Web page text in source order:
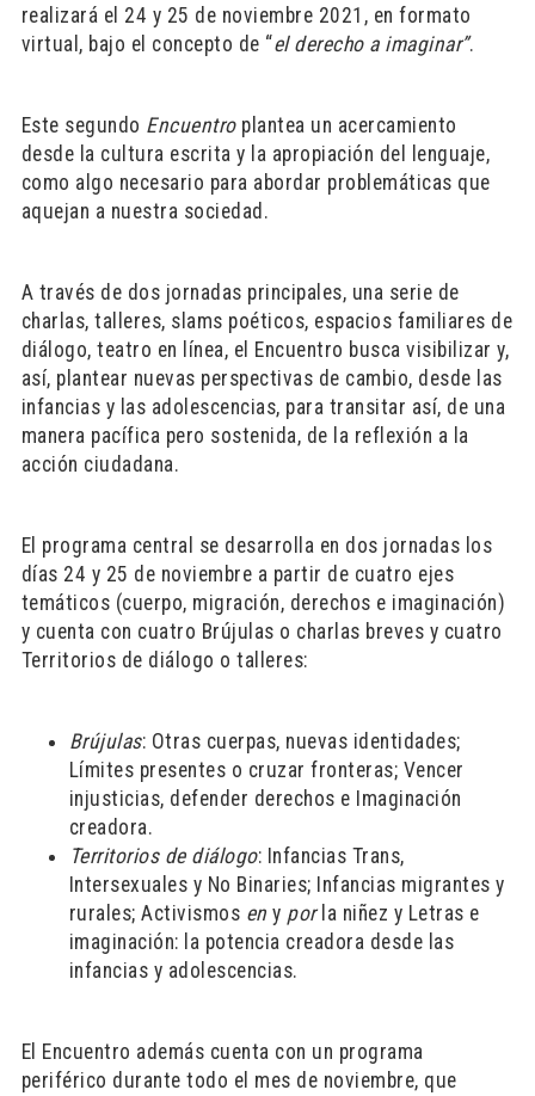
realizará el 24 y 25 de noviembre 2021, en formato
virtual, bajo el concepto de “el derecho a imaginar”.
Este segundo Encuentroplantea un acercamiento
desde la cultura escrita y la apropiación del lenguaje,
como algo necesario para abordar problemáticas que
aquejan a nuestra sociedad.
A través de dos jornadas principales, una serie de
charlas, talleres, slams poéticos, espacios familiares de
diálogo, teatro en línea, el Encuentro busca visibilizar y,
así, plantear nuevas perspectivas de cambio, desde las
infancias y las adolescencias, para transitar así, de una
manera pacífica pero sostenida, de la reflexión a la
acción ciudadana.
El programa central se desarrolla en dos jornadas los
días 24 y 25 de noviembre a partir de cuatro ejes
temáticos (cuerpo, migración, derechos e imaginación)
y cuenta con cuatro Brújulas o charlas breves y cuatro
Territorios de diálogo o talleres:
Brújulas: Otras cuerpas, nuevas identidades;
Límites presentes o cruzar fronteras; Vencer
injusticias, defender derechos e Imaginación
creadora.
Territorios de diálogo: Infancias Trans,
Intersexuales y No Binaries; Infancias migrantes y
rurales; Activismos en y por la niñez y Letras e
imaginación: la potencia creadora desde las
infancias y adolescencias.
El Encuentro además cuenta con un programa
periférico durante todo el mes de noviembre, que